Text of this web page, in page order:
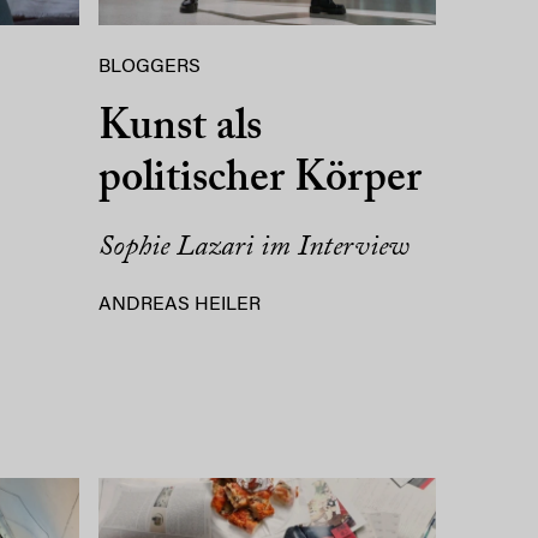
BLOGGERS
Kunst als
politischer Körper
Sophie Lazari im Interview
ANDREAS HEILER